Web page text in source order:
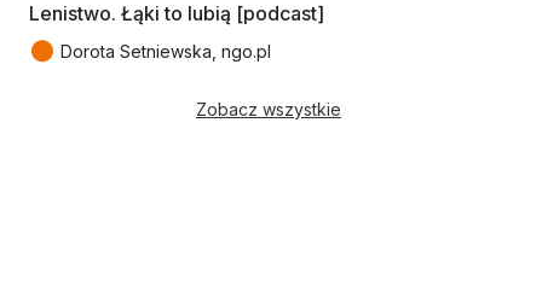
Lenistwo. Łąki to lubią [podcast]
● Dorota Setniewska, ngo.pl
Zobacz wszystkie